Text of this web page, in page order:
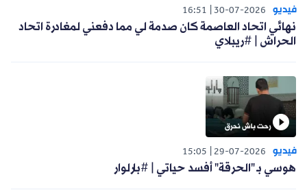
فيديو 30-07-2026
16:51
نهائي اتحاد العاصمة كان صدمة لي مما دفعني لمغادرة اتحاد
الحراش | #ريبلاي
فيديو 29-07-2026
15:05
هوسي بـ "الحرقة" أفسد حياتي | #بارلوار